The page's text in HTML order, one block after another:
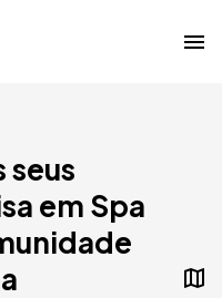
em Spa